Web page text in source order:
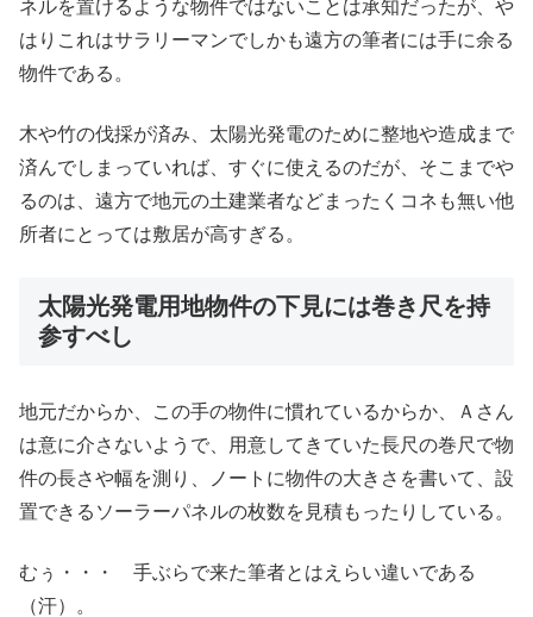
ネルを置けるような物件ではないことは承知だったが、や
はりこれはサラリーマンでしかも遠方の筆者には手に余る
物件である。
木や竹の伐採が済み、太陽光発電のために整地や造成まで
済んでしまっていれば、すぐに使えるのだが、そこまでや
るのは、遠方で地元の土建業者などまったくコネも無い他
所者にとっては敷居が高すぎる。
太陽光発電用地物件の下見には巻き尺を持
参すべし
地元だからか、この手の物件に慣れているからか、Ａさん
は意に介さないようで、用意してきていた長尺の巻尺で物
件の長さや幅を測り、ノートに物件の大きさを書いて、設
置できるソーラーパネルの枚数を見積もったりしている。
むぅ・・・ 手ぶらで来た筆者とはえらい違いである
（汗）。